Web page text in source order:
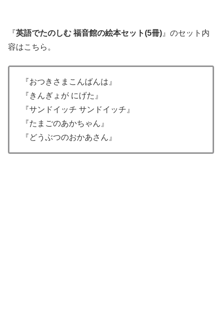
『英語でたのしむ 福音館の絵本セット(5冊) 』のセット内
容はこちら。
『おつきさまこんばんは』
『きんぎょが にげた』
『サンドイッチ サンドイッチ』
『たまごのあかちゃん』
『どうぶつのおかあさん』